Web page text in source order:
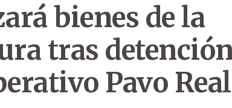
bienes de la
tras
Pavo Real